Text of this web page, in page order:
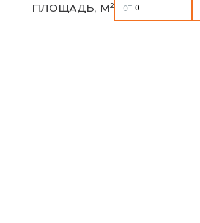
ПЛОЩАДЬ, М2 ОТ